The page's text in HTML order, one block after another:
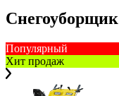
Популярный
Хит продаж